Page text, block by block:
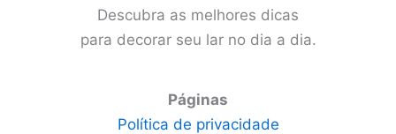
Descubra as melhores dicas
para decorar seu lar no dia a dia.
Páginas
Política de privacidade